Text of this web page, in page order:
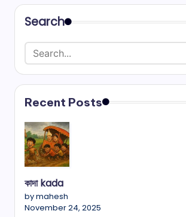
Search
Recent Posts
কাদা kada
by mahesh
November 24, 2025